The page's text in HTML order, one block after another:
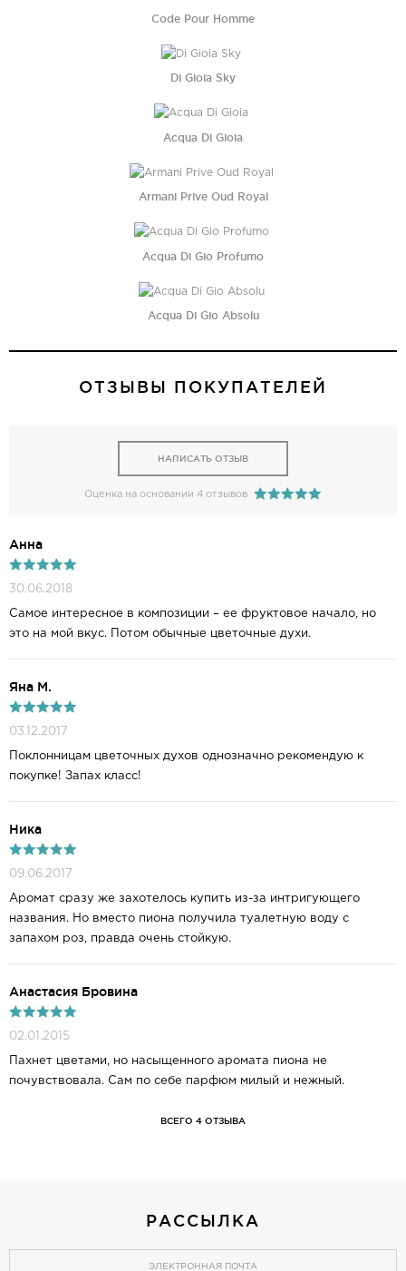
Code Pour Homme
Di Gioia Sky
Acqua Di Gioia
Armani Prive Oud Royal
Acqua Di Gio Profumo
Acqua Di Gio Absolu
ОТЗЫВЫ ПОКУПАТЕЛЕЙ
НАПИСАТЬ ОТЗЫВ
Оценка на основании 4 отзывов
Анна
30.06.2018
Самое интересное в композиции – ее фруктовое начало, но
это на мой вкус. Потом обычные цветочные духи.
Яна М.
03.12.2017
Поклонницам цветочных духов однозначно рекомендую к
покупке! Запах класс!
Ника
09.06.2017
Аромат сразу же захотелось купить из-за интригующего
названия. Но вместо пиона получила туалетную воду с
запахом роз, правда очень стойкую.
Анастасия Бровина
02.01.2015
Пахнет цветами, но насыщенного аромата пиона не
почувствовала. Сам по себе парфюм милый и нежный.
ВСЕГО 4 ОТЗЫВА
РАССЫЛКА